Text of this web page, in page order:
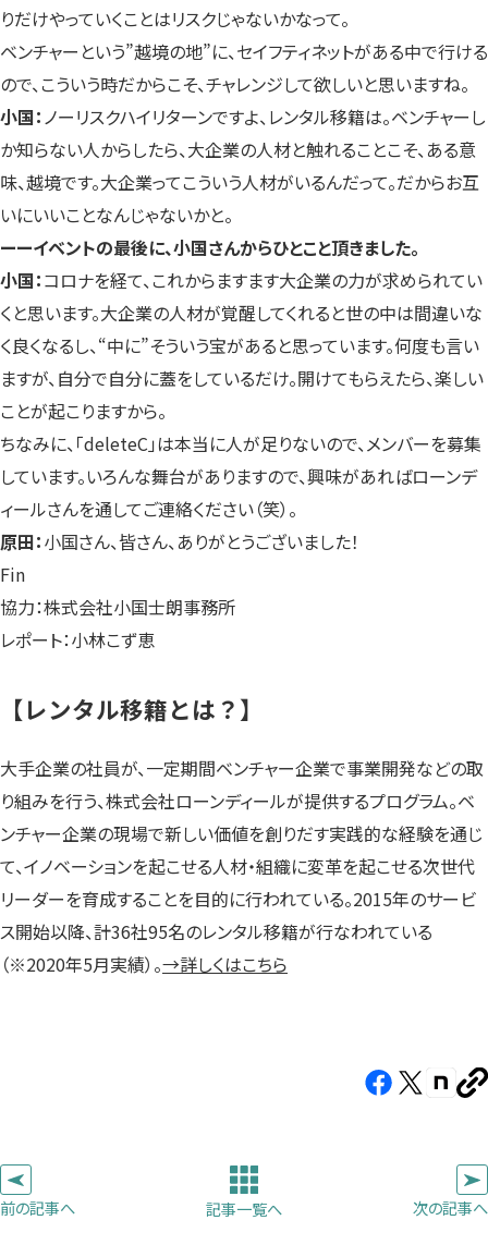
りだけやっていくことはリスクじゃないかなって。
ベンチャーという”越境の地”に、セイフティネットがある中で行ける
ので、こういう時だからこそ、チャレンジして欲しいと思いますね。
小国：ノーリスクハイリターンですよ、レンタル移籍は。ベンチャーし
か知らない人からしたら、大企業の人材と触れることこそ、ある意
味、越境です。大企業ってこういう人材がいるんだって。だからお互
いにいいことなんじゃないかと。
ーーイベントの最後に、小国さんからひとこと頂きました。
小国：コロナを経て、これからますます大企業の力が求められてい
くと思います。大企業の人材が覚醒してくれると世の中は間違いな
く良くなるし、“中に”そういう宝があると思っています。何度も言い
ますが、自分で自分に蓋をしているだけ。開けてもらえたら、楽しい
ことが起こりますから。
ちなみに、「deleteC」は本当に人が足りないので、メンバーを募集
しています。いろんな舞台がありますので、興味があればローンデ
ィールさんを通してご連絡ください（笑）。
原田：小国さん、皆さん、ありがとうございました！
Fin
協力：株式会社小国士朗事務所
レポート：小林こず恵
【レンタル移籍とは？】
大手企業の社員が、一定期間ベンチャー企業で事業開発などの取
り組みを行う、株式会社ローンディールが提供するプログラム。ベ
ンチャー企業の現場で新しい価値を創りだす実践的な経験を通じ
て、イノベーションを起こせる人材・組織に変革を起こせる次世代
リーダーを育成することを目的に行われている。2015年のサービ
ス開始以降、計36社95名のレンタル移籍が行なわれている
（※2020年5月実績）。→詳しくはこちら
Facebook（新
X（新 note（新
で
ー
前の記事へ 記事一覧へ 次の記事へ